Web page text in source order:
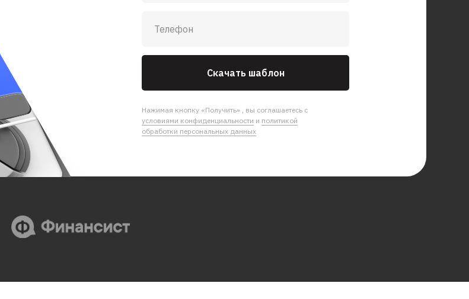
Скачать шаблон
Нажимая кнопку «Получить» , вы соглашаетесь с
условиями конфиденциальности и политикой
обработки персональных данных